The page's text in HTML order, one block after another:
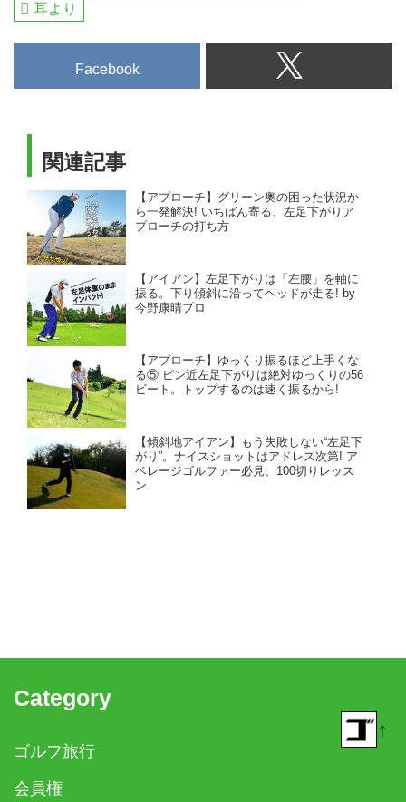
耳より
Facebook
関連記事
【アプローチ】グリーン奥の困った状況か
ら一発解決! いちばん寄る、左足下がりア
プローチの打ち方
【アイアン】左足下がりは「左腰」を軸に
振る。下り傾斜に沿ってヘッドが走る! by
今野康晴プロ
【アプローチ】ゆっくり振るほど上手くな
る⑤ ピン近左足下がりは絶対ゆっくりの56
ビート。トップするのは速く振るから!
【傾斜地アイアン】もう失敗しない“左足下
がり”。ナイスショットはアドレス次第! ア
ベレージゴルファー必見、100切りレッス
ン
Category
ゴルフ旅行
会員権
↑